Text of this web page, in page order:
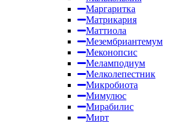
Маргаритка
Матрикария
Маттиола
Мезембриантемум
Меконопсис
Меламподиум
Мелколепестник
Микробиота
Мимулюс
Мирабилис
Мирт